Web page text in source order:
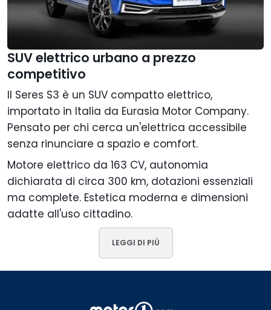
SUV elettrico urbano a prezzo
competitivo
Il Seres S3 è un SUV compatto elettrico,
importato in Italia da Eurasia Motor Company.
Pensato per chi cerca un'elettrica accessibile
senza rinunciare a spazio e comfort.
Motore elettrico da 163 CV, autonomia
dichiarata di circa 300 km, dotazioni essenziali
ma complete. Estetica moderna e dimensioni
adatte all'uso cittadino.
LEGGI DI PIÙ